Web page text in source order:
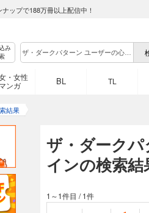
ップで188万冊以上配信中！
み
・女性
マンガ
BL TL
結果
ザ・ダーク
インの検索結
1～1件目 /1件